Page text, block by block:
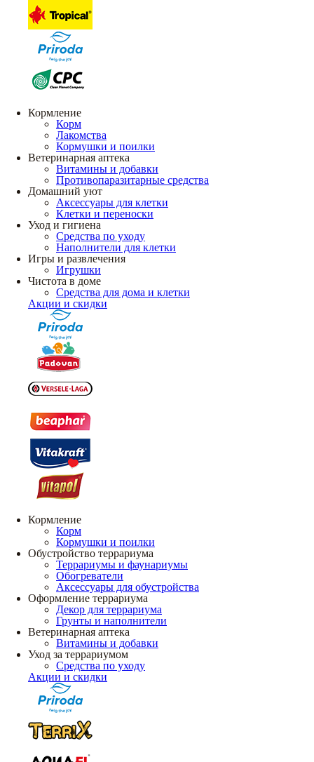
Кормление
Корм
Лакомства
Кормушки и поилки
Ветеринарная аптека
Витамины и добавки
Противопаразитарные средства
Домашний уют
Аксессуары для клетки
Клетки и переноски
Уход и гигиена
Средства по уходу
Наполнители для клетки
Игры и развлечения
Игрушки
Чистота в доме
Средства для дома и клетки
Акции и скидки
Кормление
Корм
Кормушки и поилки
Обустройство террариума
Террариумы и фаунариумы
Обогреватели
Аксессуары для обустройства
Оформление террариума
Декор для террариума
Грунты и наполнители
Ветеринарная аптека
Витамины и добавки
Уход за террариумом
Средства по уходу
Акции и скидки